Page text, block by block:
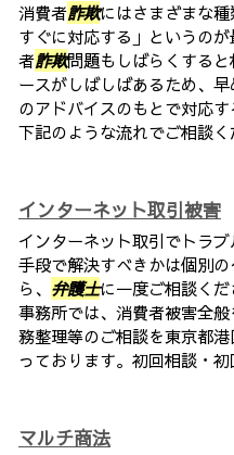
消費者詐欺にはさまざまな
すぐに対応する」というの
者詐欺問題もしばらくする
ースがしばしばあるため、早
のアドバイスのもとで対応す
下記のような流れでご相談
インターネット取引被害
インターネット取引でトラ
手段で解決すべきかは個別
ら、 弁護士に一度ご相談くだ
事務所では、消費者被害全
務整理等のご相談を東京都
っております。初回相談・
マルチ商法